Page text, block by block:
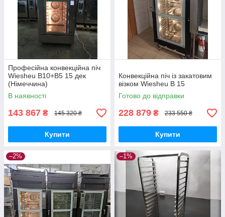
Професійна конвекційна піч
Wiesheu B10+B5 15 дек
(Німеччина)
В наявності
143 867 ₴ 145 320 ₴
Купити
Конвекційна піч із закатовим
візком Wiesheu B 15
Готово до відправки
228 879 ₴ 233 550 ₴
Купити
–2% –1%